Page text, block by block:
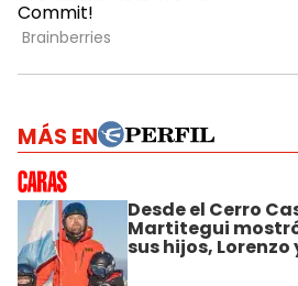
MÁS EN
Desde el Cerro
Martitegui
sus hijos,